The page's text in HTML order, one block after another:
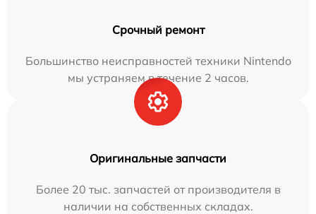
Срочный ремонт
Большинство неисправностей техники Nintendo
мы устраняем в течение 2 часов.
Оригинальные запчасти
Более 20 тыс. запчастей от производителя в
наличии на собственных складах.